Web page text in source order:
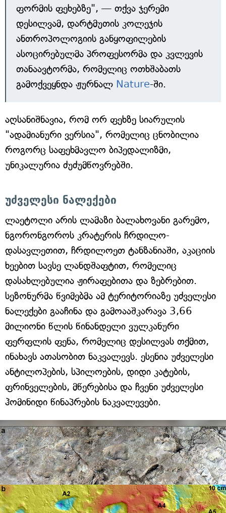
ფორმის ფეხებზე", — თქვა ჯერემი
დესილვამ, დარტმუთის კოლეჯის
ანთროპოლოგიის განყოფილების
ასოცირებულმა პროფესორმა და კვლევის
თანაავტორმა, რომელიც ოთხშაბათს
გამოქვეყნდა ჟურნალ Nature-ში.
აღსანიშნავია, რომ ორ ფეხზე სიარულის
"ადამიანური ვერსია", რომელიც ცნობილია
როგორც საფეხმავლო ბიპედალიზმი,
უნიკალურია ძუძუმწოვრებში.
უძველესი ნალექები
ლაეტოლი არის ლამაზი ბალახოვანი გარემო,
ნგორონგოროს კრატერის ჩრდილო-
დასავლეთით, ჩრდილოეთ ტანზანიაში, აკაციის
ხეებით სავსე ლანდშაფტით, რომელიც
დასახლებულია ჟირაფებითა და ზებრებით.
სეზონურმა წვიმებმა ამ ტერიტორიაზე უძველესი
ნალექები გააჩინა და გამოააშკარავა 3,66
მილიონი წლის წინანდელი ვულკანური
ფერფლის ფენა, რომელიც დესილვას თქმით,
ინახავს ათასობით ნაკვალევს. ესენია უძველესი
ანტილოპების, სპილოების, დიდი კატების,
ფრინველების, მწერებისა და ჩვენი უძველესი
ჰომინიდი წინაპრების ნაკვალევები.